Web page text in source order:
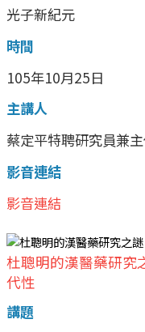
光子新紀元
時間
105年10月25日
主講人
蔡定平特聘研究員兼
影音連結
影音連結
杜聰明的漢醫藥研究
代性
講題